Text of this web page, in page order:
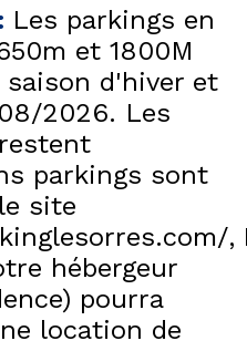
Les parkings en
et 1800M
d'hiver et
2026. Les
parkings sont
site
hébergeur
pourra
location de